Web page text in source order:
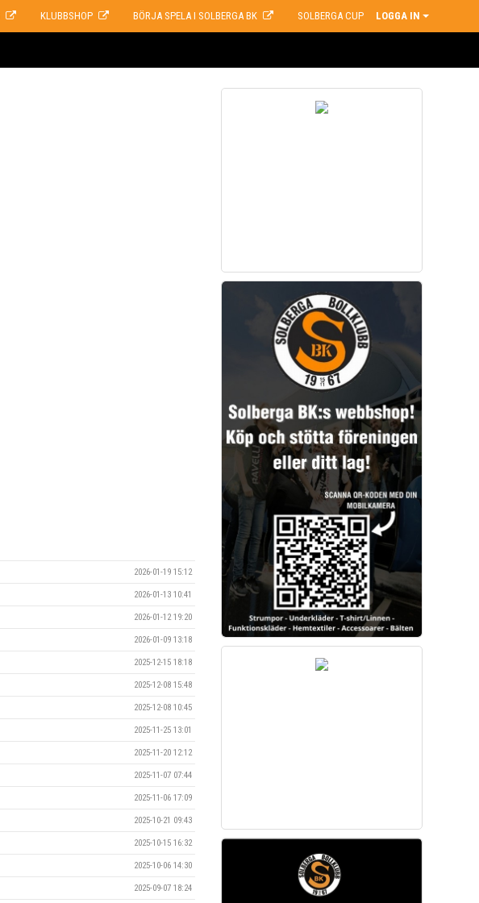
KLUBBSHOP BÖRJA SPELA I SOLBERGA BK SOLBERGA CUP LOGGA IN
2026-01-19 15:12
2026-01-13 10:41
2026-01-12 19:20
2026-01-09 13:18
2025-12-15 18:18
2025-12-08 15:48
2025-12-08 10:45
2025-11-25 13:01
2025-11-20 12:12
2025-11-07 07:44
2025-11-06 17:09
2025-10-21 09:43
2025-10-15 16:32
2025-10-06 14:30
2025-09-07 18:24